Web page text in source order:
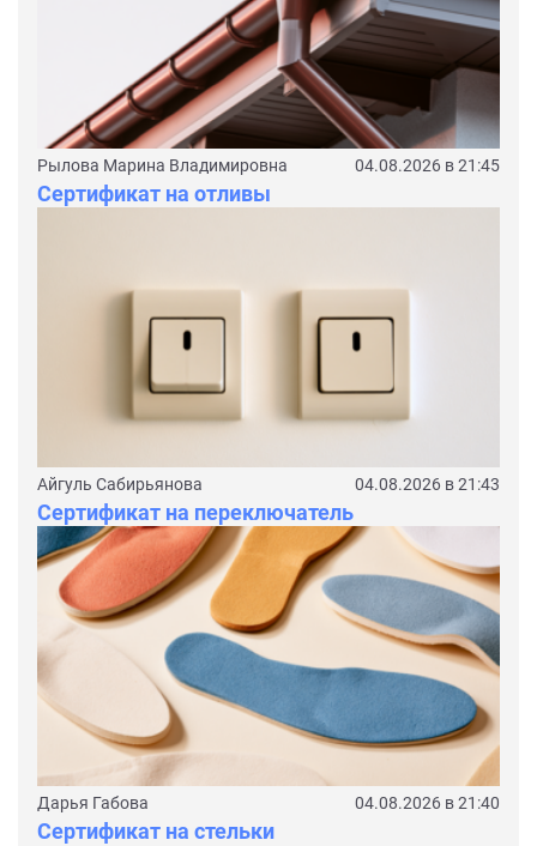
Рылова Марина Владимировна 04.08.2026 в 21:45
Сертификат на отливы
Айгуль Сабирьянова 04.08.2026 в 21:43
Сертификат на переключатель
Дарья Габова 04.08.2026 в 21:40
Сертификат на стельки